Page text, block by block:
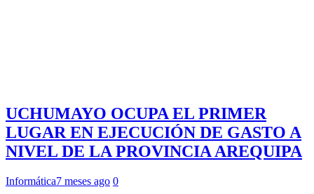
UCHUMAYO OCUPA EL PRIMER
LUGAR EN EJECUCIÓN DE GASTO A
NIVEL DE LA PROVINCIA AREQUIPA
Informática7 meses ago 0